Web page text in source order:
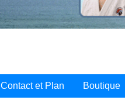
Contact et Plan Boutique